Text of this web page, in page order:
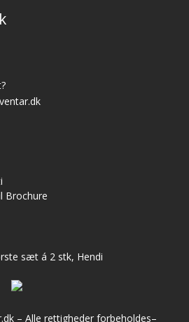
Brochure
– Alle rettigheder forbeholdes–